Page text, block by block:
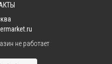
не работает